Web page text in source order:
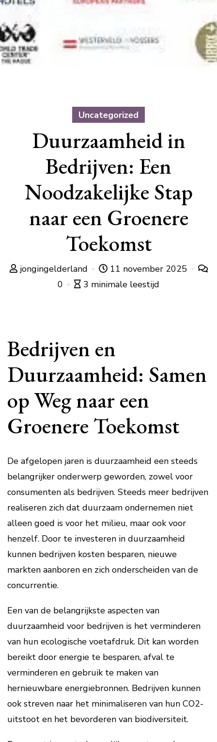
Uncategorized
Duurzaamheid in
Bedrijven: Een
Noodzakelijke Stap
naar een Groenere
Toekomst
jongingelderland
11 november 2025
0
3 minimale leestijd
Bedrijven en
Duurzaamheid: Samen
op Weg naar een
Groenere Toekomst
De afgelopen jaren is duurzaamheid een steeds
belangrijker onderwerp geworden, zowel voor
consumenten als bedrijven. Steeds meer bedrijven
realiseren zich dat duurzaam ondernemen niet
alleen goed is voor het milieu, maar ook voor
henzelf. Door te investeren in duurzaamheid
kunnen bedrijven kosten besparen, nieuwe
markten aanboren en zich onderscheiden van de
concurrentie.
Een van de belangrijkste aspecten van
duurzaamheid voor bedrijven is het verminderen
van hun ecologische voetafdruk. Dit kan worden
bereikt door energie te besparen, afval te
verminderen en gebruik te maken van
hernieuwbare energiebronnen. Bedrijven kunnen
ook streven naar het minimaliseren van hun CO2-
uitstoot en het bevorderen van biodiversiteit.